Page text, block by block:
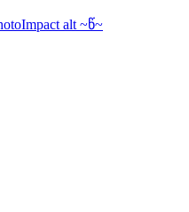
alt ~წ~